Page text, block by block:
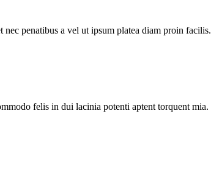
nec penatibus a vel ut ipsum platea diam proin facilis.
felis in dui lacinia potenti aptent torquent mia.